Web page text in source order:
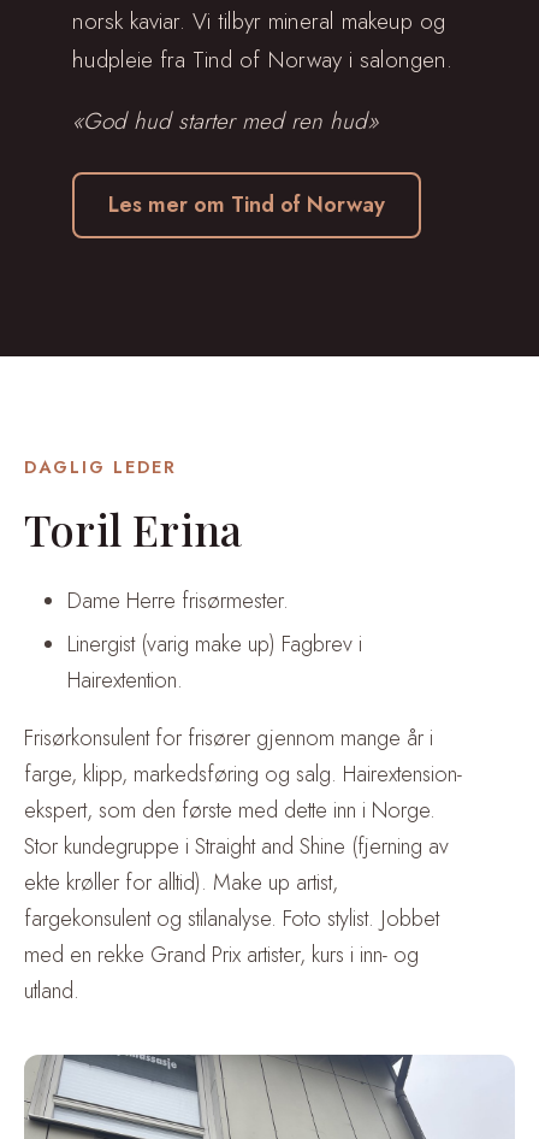
norsk kaviar. Vi tilbyr mineral makeup og
hudpleie fra Tind of Norway i salongen.
«God hud starter med ren hud»
Les mer om Tind of Norway
DAGLIG LEDER
Toril Erina
Dame Herre frisørmester.
Linergist (varig make up) Fagbrev i
Hairextention.
Frisørkonsulent for frisører gjennom mange år i
farge, klipp, markedsføring og salg. Hairextension-
ekspert, som den første med dette inn i Norge.
Stor kundegruppe i Straight and Shine (fjerning av
ekte krøller for alltid). Make up artist,
fargekonsulent og stilanalyse. Foto stylist. Jobbet
med en rekke Grand Prix artister, kurs i inn- og
utland.